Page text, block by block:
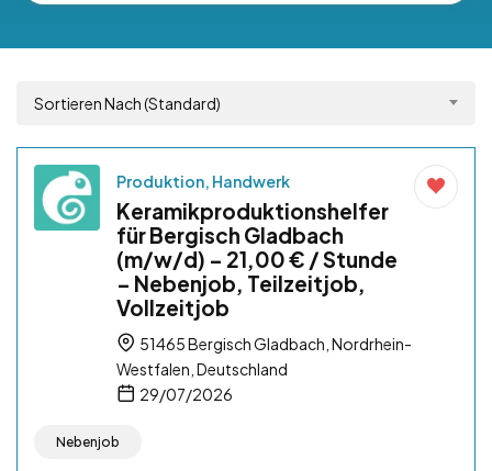
Sortieren Nach (Standard)
Produktion, Handwerk
Keramikproduktionshelfer
für Bergisch Gladbach
(m/w/d) – 21,00 € / Stunde
– Nebenjob, Teilzeitjob,
Vollzeitjob
51465 Bergisch Gladbach, Nordrhein-
Westfalen, Deutschland
29/07/2026
Nebenjob